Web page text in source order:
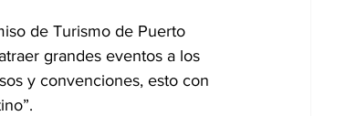
de Turismo de Puerto
grandes eventos a los
y convenciones, esto con